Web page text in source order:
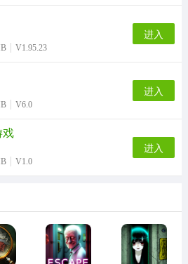
V1.95.23
进入
V6.0
进入
V1.0
进入